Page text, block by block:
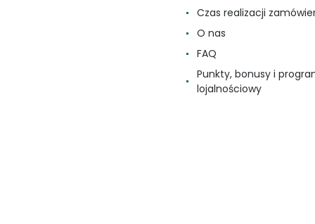
Czas realizacji
O nas
FAQ
Punkty, bonusy i
lojalnościowy